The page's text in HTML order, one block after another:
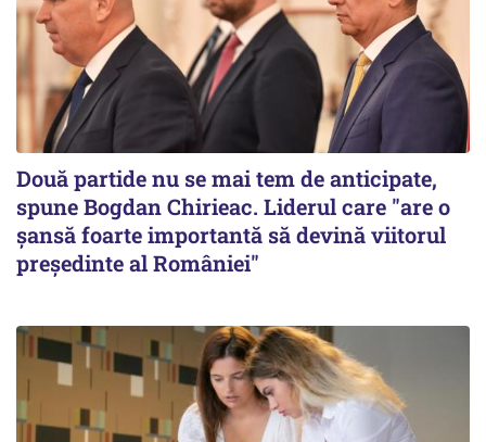
Două partide nu se mai tem de anticipate,
spune Bogdan Chirieac. Liderul care "are o
șansă foarte importantă să devină viitorul
președinte al României"